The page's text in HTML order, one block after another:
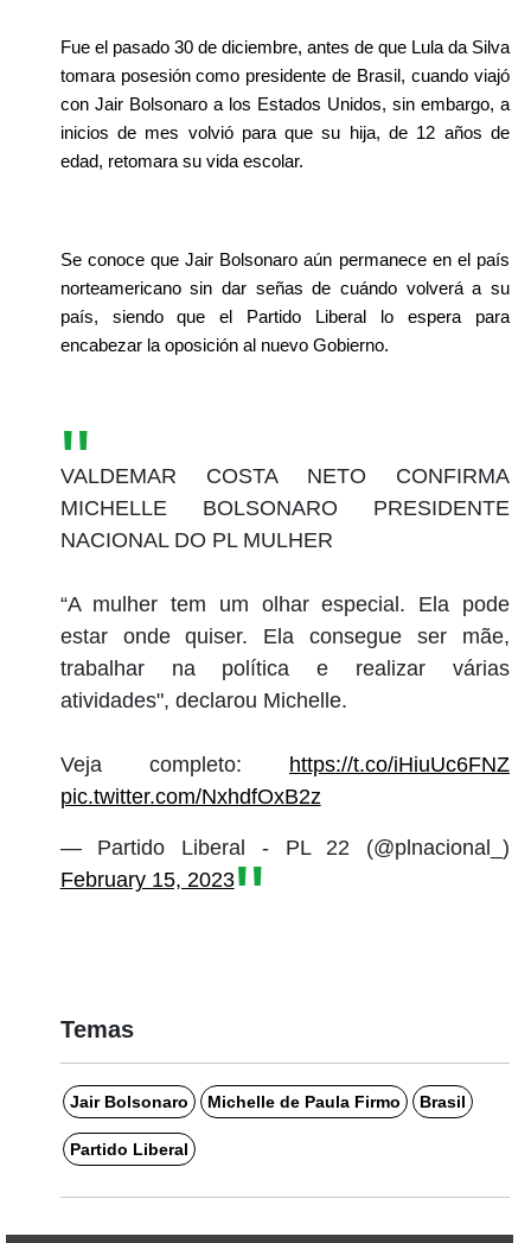
Fue el pasado 30 de diciembre, antes de que Lula da Silva
tomara posesión como presidente de Brasil, cuando viajó
con Jair Bolsonaro a los Estados Unidos, sin embargo, a
inicios de mes volvió para que su hija, de 12 años de
edad, retomara su vida escolar.
Se conoce que Jair Bolsonaro aún permanece en el país
norteamericano sin dar señas de cuándo volverá a su
país, siendo que el Partido Liberal lo espera para
encabezar la oposición al nuevo Gobierno.
VALDEMAR COSTA NETO CONFIRMA
MICHELLE BOLSONARO PRESIDENTE
NACIONAL DO PL MULHER
“A mulher tem um olhar especial. Ela pode
estar onde quiser. Ela consegue ser mãe,
trabalhar na política e realizar várias
atividades", declarou Michelle.
Veja completo: https://t.co/iHiuUc6FNZ
pic.twitter.com/NxhdfOxB2z
— Partido Liberal - PL 22 (@plnacional_)
February 15, 2023
Temas
Jair Bolsonaro Michelle de Paula Firmo Brasil
Partido Liberal